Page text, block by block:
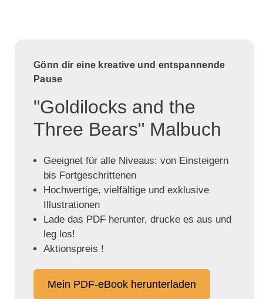
Gönn dir eine kreative und entspannende
Pause
"Goldilocks and the
Three Bears" Malbuch
Geeignet für alle Niveaus: von Einsteigern
bis Fortgeschrittenen
Hochwertige, vielfältige und exklusive
Illustrationen
Lade das PDF herunter, drucke es aus und
leg los!
Aktionspreis !
Mein PDF-eBook herunterladen